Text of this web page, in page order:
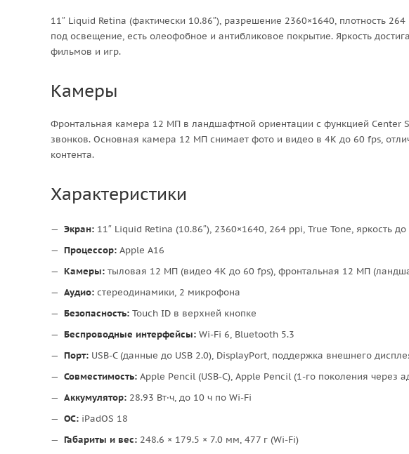
11″ Liquid Retina (фактически 10.86″), разрешение 2360×1640, плотность
под освещение, есть олеофобное и антибликовое покрытие. Яркость
фильмов и игр.
Камеры
Фронтальная камера 12 МП в ландшафтной ориентации с функцией Center
звонков. Основная камера 12 МП снимает фото и видео в 4K до 60 fps,
контента.
Характеристики
Экран: 11″ Liquid Retina (10.86″), 2360×1640, 264 ppi, True Tone, яркость
Процессор: Apple A16
Камеры: тыловая 12 МП (видео 4K до 60 fps), фронтальная 12 МП
Аудио: стереодинамики, 2 микрофона
Безопасность: Touch ID в верхней кнопке
Беспроводные интерфейсы: Wi-Fi 6, Bluetooth 5.3
Порт: USB-C (данные до USB 2.0), DisplayPort, поддержка внешнего
Совместимость: Apple Pencil (USB-C), Apple Pencil (1-го поколения через
Аккумулятор: 28.93 Вт·ч, до 10 ч по Wi-Fi
ОС: iPadOS 18
Габариты и вес: 248.6 × 179.5 × 7.0 мм, 477 г (Wi-Fi)